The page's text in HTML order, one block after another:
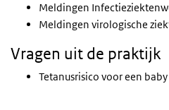
Meldingen
Meldingen virologische
Vragen uit de praktijk
Tetanusrisico voor een